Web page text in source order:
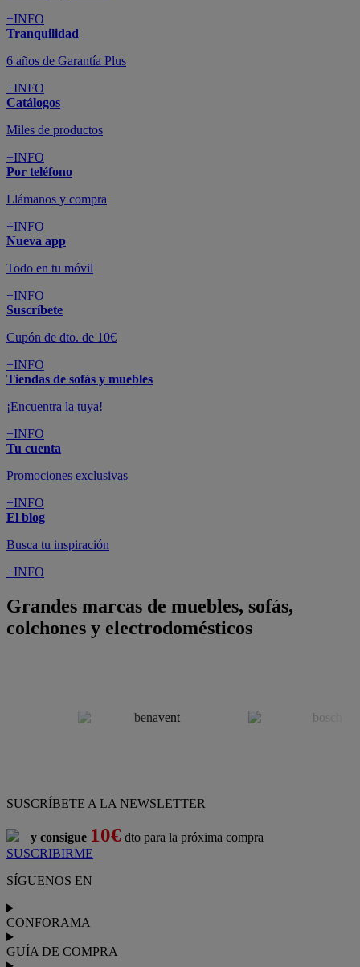
+INFO
Tranquilidad
6 años de Garantía Plus
+INFO
Catálogos
Miles de productos
+INFO
Por teléfono
Llámanos y compra
+INFO
Nueva app
Todo en tu móvil
+INFO
Suscríbete
Cupón de dto. de 10€
+INFO
Tiendas de sofás y muebles
¡Encuentra la tuya!
+INFO
Tu cuenta
Promociones exclusivas
+INFO
El blog
Busca tu inspiración
+INFO
Grandes marcas de muebles, sofás,
colchones y electrodomésticos
SUSCRÍBETE A LA NEWSLETTER
y consigue 10€ dto para la próxima compra
SUSCRIBIRME
SÍGUENOS EN
CONFORAMA
GUÍA DE COMPRA